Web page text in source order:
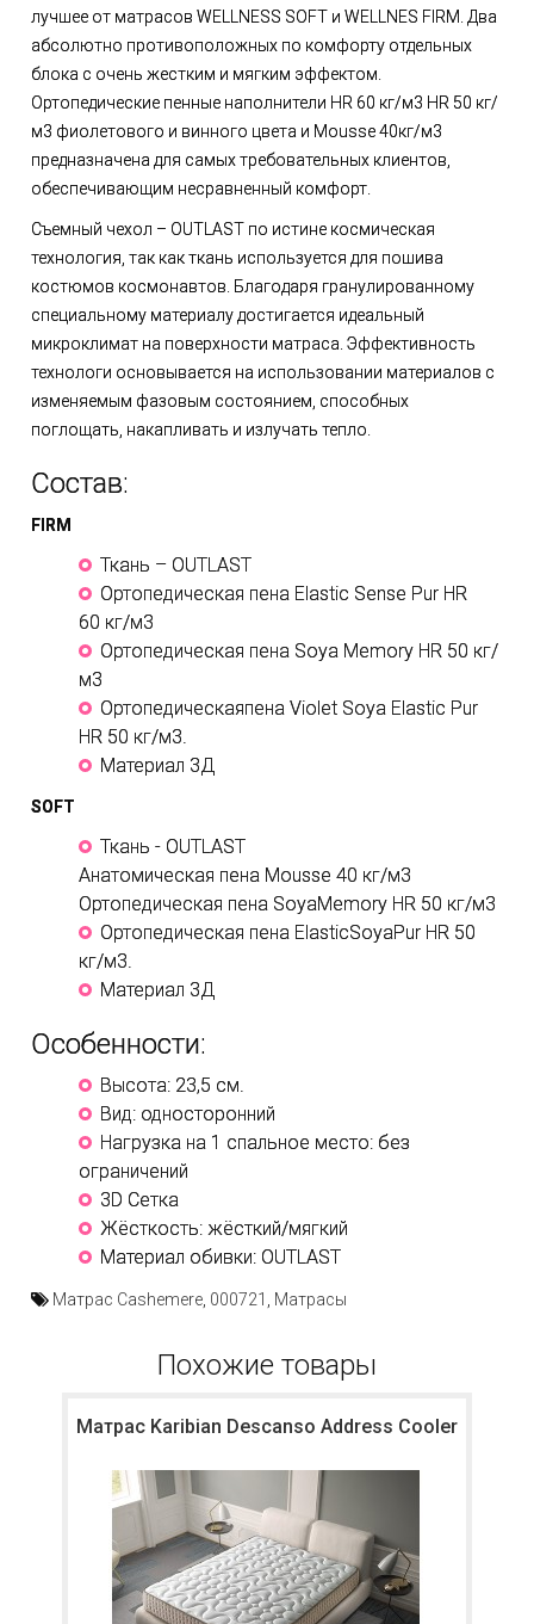
лучшее от матрасов WELLNESS SOFT и WELLNES FIRM. Два
абсолютно противоположных по комфорту отдельных
блока с очень жестким и мягким эффектом.
Ортопедические пенные наполнители HR 60 кг/м3 HR 50 кг/
м3 фиолетового и винного цвета и Mousse 40кг/м3
предназначена для самых требовательных клиентов,
обеспечивающим несравненный комфорт.
Съемный чехол – OUTLAST по истине космическая
технология, так как ткань используется для пошива
костюмов космонавтов. Благодаря гранулированному
специальному материалу достигается идеальный
микроклимат на поверхности матраса. Эффективность
технологи основывается на использовании материалов с
изменяемым фазовым состоянием, способных
поглощать, накапливать и излучать тепло.
Состав:
FIRM
Ткань – OUTLAST
Ортопедическая пена Elastic Sense Pur HR
60 кг/м3
Ортопедическая пена Soya Memory HR 50 кг/
м3
Ортопедическаяпена Violet Soya Elastic Pur
HR 50 кг/м3.
Материал 3Д
SOFT
Ткань - OUTLAST
Анатомическая пена Mousse 40 кг/м3
Ортопедическая пена SoyaMemory HR 50 кг/м3
Ортопедическая пена ElasticSoyaPur HR 50
кг/м3.
Материал 3Д
Особенности:
Высота: 23,5 см.
Вид: односторонний
Нагрузка на 1 спальное место: без
ограничений
3D Сетка
Жёсткость: жёсткий/мягкий
Материал обивки: OUTLAST
Матрас Cashemere, 000721 , Матрасы
Похожие товары
Матрас Karibian Descanso Address Cooler